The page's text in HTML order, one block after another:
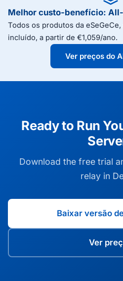
largura de banda e tempo
abuso, com
rejeições.
macOS, Linux, iOS e
avaliação gratuita para
TURN no seu próprio projeto.
Melhor custo-benefício:
Todos os produtos da
incluído, a partir de €1,059/ano.
Ver preços do
Ready to Run
Download the free trial
relay in
Baixar versão
Ver